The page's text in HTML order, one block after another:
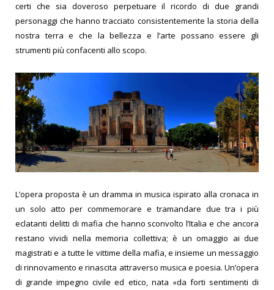
certi che sia doveroso perpetuare il ricordo di due grandi
personaggi che hanno tracciato consistentemente la storia della
nostra terra e che la bellezza e l’arte possano essere gli
strumenti più confacenti allo scopo.
L’opera proposta è un dramma in musica ispirato alla cronaca in
un solo atto per commemorare e tramandare due tra i più
eclatanti delitti di mafia che hanno sconvolto l’Italia e che ancora
restano vividi nella memoria collettiva; è un omaggio ai due
magistrati e a tutte le vittime della mafia, e insieme un messaggio
di rinnovamento e rinascita attraverso musica e poesia. Un’opera
di grande impegno civile ed etico, nata «da forti sentimenti di